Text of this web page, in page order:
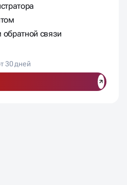
связи
30 дней